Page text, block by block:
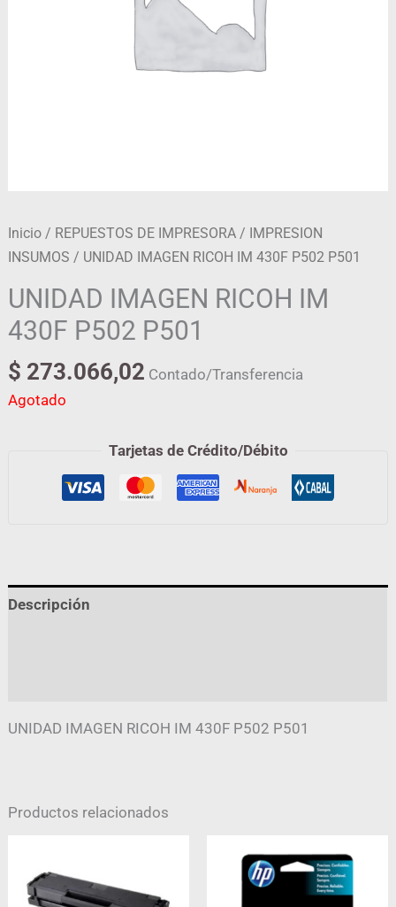
Inicio / REPUESTOS DE IMPRESORA / IMPRESION
INSUMOS / UNIDAD IMAGEN RICOH IM 430F P502 P501
UNIDAD IMAGEN RICOH IM
430F P502 P501
$ 273.066,02 Contado/Transferencia
Agotado
Tarjetas de Crédito/Débito
Descripción
UNIDAD IMAGEN RICOH IM 430F P502 P501
Productos relacionados